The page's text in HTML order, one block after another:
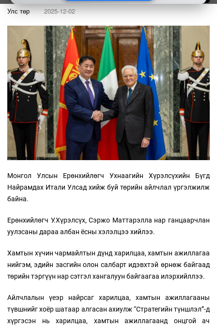
Улс төр 2025-12-02
Монгол Улсын Ерөнхийлөгч Ухнаагийн Хүрэлсүхийн Бүгд
Найрамдах Итали Улсад хийж буй төрийн айлчлал үргэлжилж
байна.
Ерөнхийлөгч У.Хүрэлсүх, Сэржо Маттарэлла нар ганцаарчлан
уулзсаны дараа албан ёсны хэлэлцээ хийлээ.
Хамтын хүчин чармайлтын дүнд харилцаа, хамтын ажиллагаа
нийгэм, эдийн засгийн олон салбарт идэвхтэй өрнөж байгаад
төрийн тэргүүн нар сэтгэл хангалуун байгаагаа илэрхийллээ.
Айлчлалын үеэр найрсаг харилцаа, хамтын ажиллагааны
түвшнийг хоёр шатаар алгасан ахиулж “Стратегийн түншлэл”-д
хүргэсэн нь харилцаа, хамтын ажиллагаанд онцгой ач